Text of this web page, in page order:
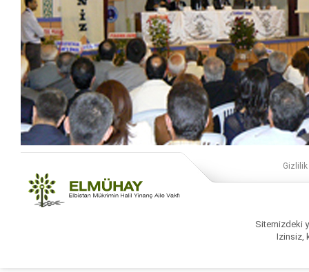
Gizlilik
Sitemizdeki
Izinsiz,